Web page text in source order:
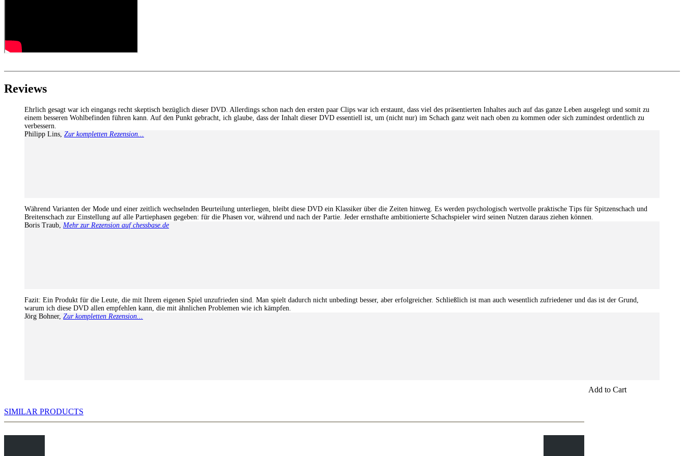
Reviews
Ehrlich gesagt war ich eingangs recht skeptisch bezüglich dieser DVD. Allerdings schon nach den ersten paar Clips war ich erstaunt, dass viel des präsentierten Inhaltes auch auf das ganze Leben ausgelegt und somit zu
einem besseren Wohlbefinden führen kann. Auf den Punkt gebracht, ich glaube, dass der Inhalt dieser DVD essentiell ist, um (nicht nur) im Schach ganz weit nach oben zu kommen oder sich zumindest ordentlich zu
verbessern.
Philipp Lins Zur kompletten Rezension...
Während Varianten der Mode und einer zeitlich wechselnden Beurteilung unterliegen, bleibt diese DVD ein Klassiker über die Zeiten hinweg. Es werden psychologisch wertvolle praktische Tips für Spitzenschach und
Breitenschach zur Einstellung auf alle Partiephasen gegeben: für die Phasen vor, während und nach der Partie. Jeder ernsthafte ambitionierte Schachspieler wird seinen Nutzen daraus ziehen können.
Boris Traub Mehr zur Rezension auf chessbase.de
Fazit: Ein Produkt für die Leute, die mit Ihrem eigenen Spiel unzufrieden sind. Man spielt dadurch nicht unbedingt besser, aber erfolgreicher. Schließlich ist man auch wesentlich zufriedener und das ist der Grund,
warum ich diese DVD allen empfehlen kann, die mit ähnlichen Problemen wie ich kämpfen.
Jörg Bohner, Zur kompletten Rezension...
Add to Cart
SIMILAR PRODUCTS